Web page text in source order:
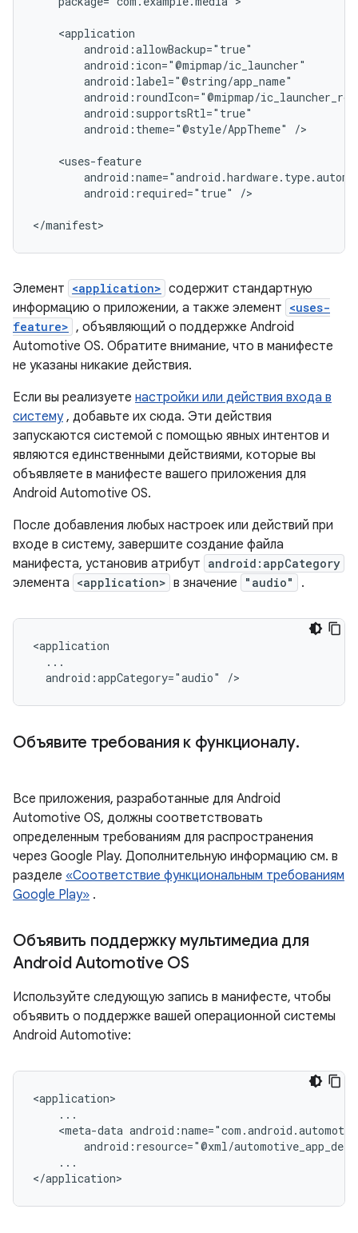
android:theme="@style/AppTheme"
/>
android:required="true" />
Элемент <application> содержит стандартную
информацию о приложении, а также элемент <uses-
feature> , объявляющий о поддержке Android
Automotive OS. Обратите внимание, что в манифесте
не указаны никакие действия.
Если вы реализуете настройки или действия входа в
систему, добавьте их сюда. Эти действия
запускаются системой с помощью явных интентов и
являются единственными действиями, которые вы
объявляете в манифесте вашего приложения для
Android Automotive OS.
После добавления любых настроек или действий при
входе в систему, завершите создание файла
манифеста, установив атрибут android:appCategory
элемента <application> в значение "audio" .
android:appCategory="audio"
Объявите требования к функционалу.
Все приложения, разработанные для Android
Automotive OS, должны соответствовать
определенным требованиям для распространения
через Google Play. Дополнительную информацию см. в
разделе «Соответствие функциональным требованиям
Google Play» .
Объявить поддержку мультимедиа для
Android Automotive OS
Используйте следующую запись в манифесте, чтобы
объявить о поддержке вашей операционной системы
Android Automotive:
<meta-data
...